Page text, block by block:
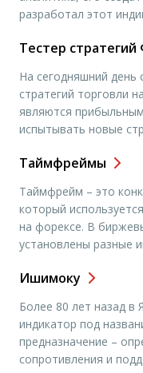
разработал этот
аналогичные
валютном рынке.
используют «Полосы
позволяет с
Тестер стратегий
На сегодняшний
стратегий торговли
являются
испытывать новые
стратегий,
(например, Forex
Таймфреймы
Таймфрейм – это
который
на форексе. В
установлены разные
М15 – 15 минут.
график, то,
Ишимоку
Более 80 лет назад в
индикатор под
предназначение –
сопротивления и